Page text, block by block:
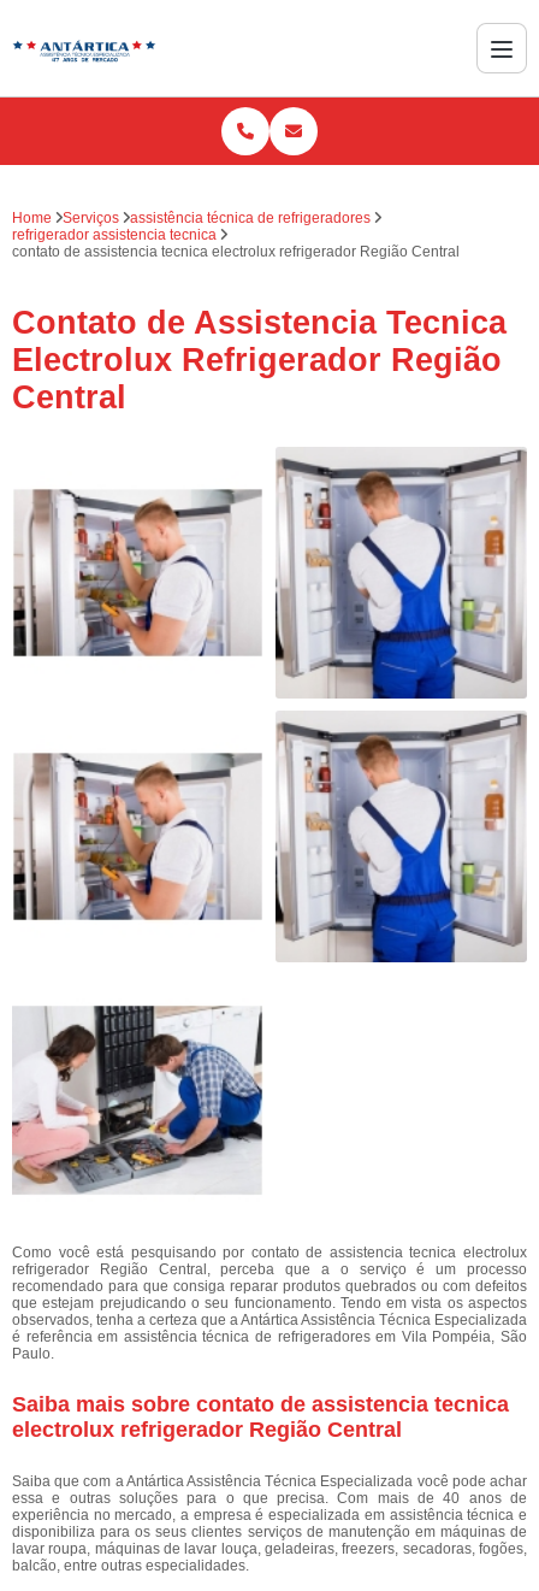
Home Serviços
assistência técnica de refrigeradores
refrigerador assistencia tecnica
contato de assistencia tecnica electrolux refrigerador Região Central
Contato de Assistencia Tecnica
Electrolux Refrigerador Região
Central
Como você está pesquisando por contato de assistencia tecnica electrolux
refrigerador Região Central, perceba que a o serviço é um processo
recomendado para que consiga reparar produtos quebrados ou com defeitos
que estejam prejudicando o seu funcionamento. Tendo em vista os aspectos
observados, tenha a certeza que a Antártica Assistência Técnica Especializada
é referência em assistência técnica de refrigeradores em Vila Pompéia, São
Paulo.
Saiba mais sobre contato de assistencia tecnica
electrolux refrigerador Região Central
Saiba que com a Antártica Assistência Técnica Especializada você pode achar
essa e outras soluções para o que precisa. Com mais de 40 anos de
experiência no mercado, a empresa é especializada em assistência técnica e
disponibiliza para os seus clientes serviços de manutenção em máquinas de
lavar roupa, máquinas de lavar louça, geladeiras, freezers, secadoras, fogões,
balcão, entre outras especialidades.